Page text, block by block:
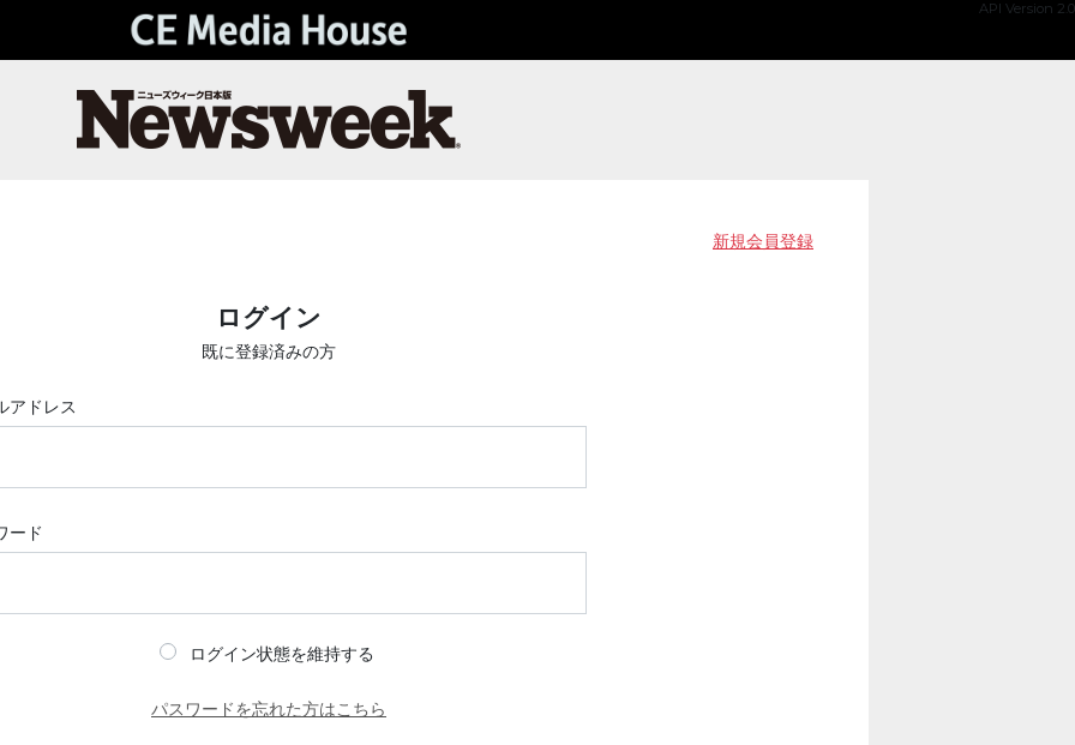
API Version 2.0
新規会員登録
ログイン
既に登録済みの方
アドレス
ード
ログイン状態を維持する
パスワードを忘れた方はこちら